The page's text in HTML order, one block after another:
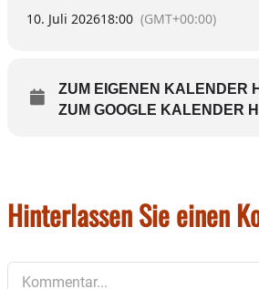
10. Juli 202618:00 (GMT+00:00)
ZUM EIGENEN KALENDER
ZUM GOOGLE KALENDER
Hinterlassen Sie einen